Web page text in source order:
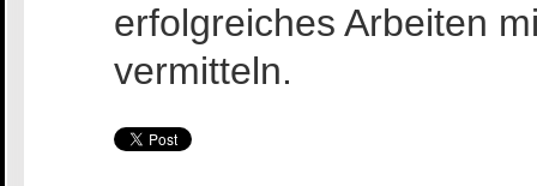
erfolgreiches Arbeiten
vermitteln.